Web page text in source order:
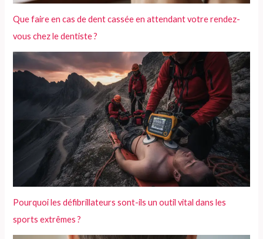
Que faire en cas de dent cassée en attendant votre rendez-
vous chez le dentiste ?
Pourquoi les défibrillateurs sont-ils un outil vital dans les
sports extrêmes ?